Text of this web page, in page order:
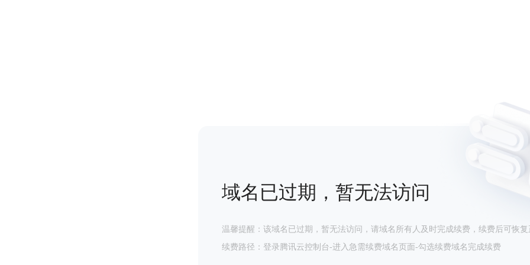
域名已过期，暂无法访问
温馨提醒：该域名已过期，暂无法访问，请域名所有人及时完成续费，续费后可恢复
续费路径：登录腾讯云控制台-进入急需续费域名页面-勾选续费域名完成续费